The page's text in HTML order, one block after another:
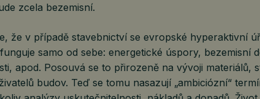
zcela bezemisní.
že v případě stavebnictví se evropské hyperaktivní
samo od sebe: energetické úspory, bezemisní
apod. Posouvá se to přirozeně na vývoji materiálů,
budov. Teď se tomu nasazují „ambiciózní“